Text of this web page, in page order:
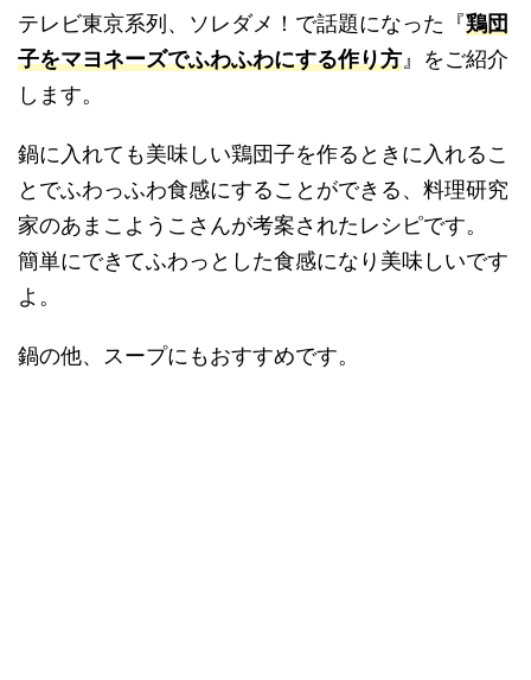
テレビ東京系列、ソレダメ！で話題になった『鶏団
子をマヨネーズでふわふわにする作り方 』をご紹介
します。
鍋に入れても美味しい鶏団子を作るときに入れるこ
とでふわっふわ食感にすることができる、料理研究
家のあまこようこさんが考案されたレシピです。
簡単にできてふわっとした食感になり美味しいです
よ。
鍋の他、スープにもおすすめです。